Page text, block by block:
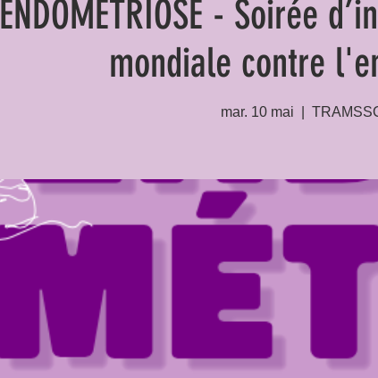
ENDOMÉTRIOSE - Soirée
mondiale contre
mar. 10 mai